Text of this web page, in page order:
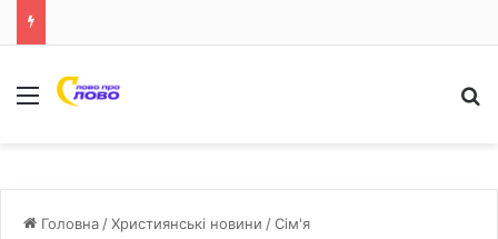
Меню
Головна /Християнські новини /Сім'я